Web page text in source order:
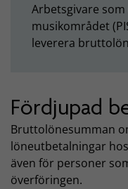
Arbetsgivare
musikområdet
leverera
Fördjupad
Bruttolönesumman
löneutbetalningar
även för personer
överföringen.